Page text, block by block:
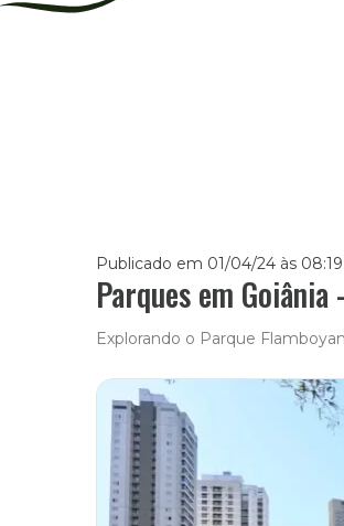
Publicado em 01/04/24 às
Parques em
Explorando o Parque